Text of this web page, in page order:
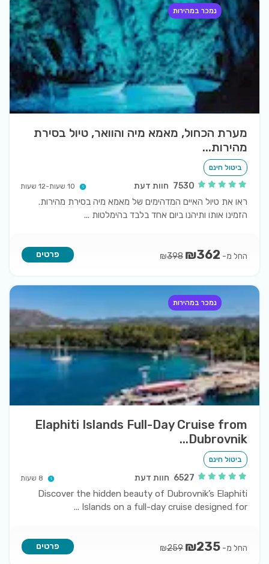
נמכר במהירות
מערת הכחול, מאמא מיה והוואר, טיול בסירת
מהירות...
ביטול חינם
7530 חוות דעת 10 שעות-12 שעות
ראו את טיול האיים המדהימים של מאמא מיה בסירת מהירות.
הזמינו אותו ותיהנו ביום אחד בלבד בהימלטות ...
החל מ- ₪362
398 פרטים
נמכר במהירות
Elaphiti Islands Full-Day Cruise from
Dubrovnik...
ביטול חינם
6527 חוות דעת 8 שעות
Discover the hidden beauty of Dubrovnik’s Elaphiti
Islands on a full-day cruise designed for
...
החל מ- ₪235
259 פרטים